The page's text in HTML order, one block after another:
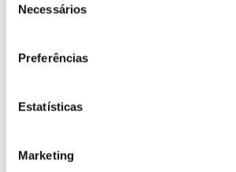
Necessários
Preferências
Estatísticas
Marketing